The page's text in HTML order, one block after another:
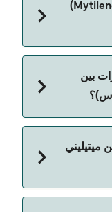
ممكن تختلف
الأوقات
ما هو سعر العبّارة من ميتيليني (Mytilene)
بين
ميتيليني